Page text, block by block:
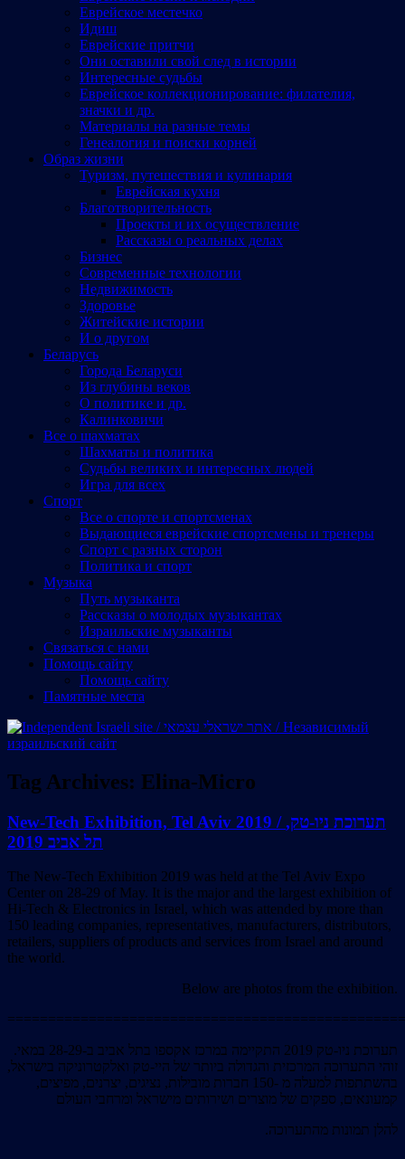
Еврейское местечко
Идиш
Еврейские притчи
Они оставили свой след в истории
Интересные судьбы
Еврейское коллекционирование: филателия,
значки и др.
Материалы на разные темы
Генеалогия и поиски корней
Образ жизни
Туризм, путешествия и кулинария
Еврейская кухня
Благотворительность
Проекты и их осуществление
Рассказы о реальных делах
Бизнес
Современные технологии
Недвижимость
Здоровье
Житейские истории
И о другом
Беларусь
Города Беларуси
Из глубины веков
О политике и др.
Калинковичи
Все о шахматах
Шахматы и политика
Судьбы великих и интересных людей
Игра для всех
Спорт
Все о спорте и спортсменах
Выдающиеся еврейские спортсмены и тренеры
Спорт с разных сторон
Политика и спорт
Музыка
Путь музыканта
Рассказы о молодых музыкантах
Израильские музыканты
Cвязаться с нами
Помощь сайту
Помощь сайту
Памятные места
Tag Archives: Elina-Micro
New-Tech Exhibition, Tel Aviv 2019 / תערוכת ניו-טק,
תל אביב 2019
The New-Tech Exhibition 2019 was held at the Tel Aviv Expo
Center on 28-29 of May. It is the major and the largest exhibition of
Hi-Tech & Electronics in Israel, which was attended by more than
150 leading companies, representatives, manufacturers, distributors,
retailers, suppliers of products and services from Israel and around
the world.
Below are photos from the exhibition.
תערוכת ניו-טק 2019 התקיימה במרכז אקספו בתל אביב ב-28-29 במאי.
זוהי התערוכה המרכזית והגדולה ביותר של היי-טק ואלקטרוניקה בישראל,
בהשתתפות למעלה מ -150 חברות מובילות, נציגים, יצרנים, מפיצים,
קמעונאים, ספקים של מוצרים ושירותים מישראל ומרחבי העולם
.להלן תמונות מהתערוכה